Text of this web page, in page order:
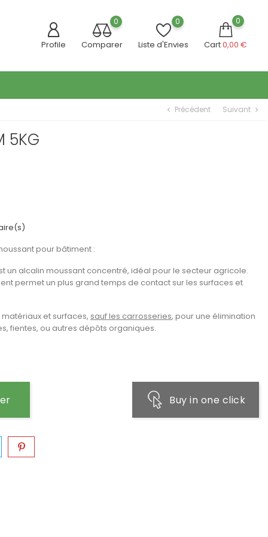
Profile
0
Comparer
0
Liste d'Envies
0
Cart0,00 €
chevron_left Précédent Suivant chevron_right
5KG
pour bâtiment :
un alcalin moussant concentré, idéal pour le secteur agricole.
permet un plus grand temps de contact sur les surfaces et
et surfaces, sauf les carrosseries, pour une élimination
fientes, ou autres dépôts organiques.
Buy in one click